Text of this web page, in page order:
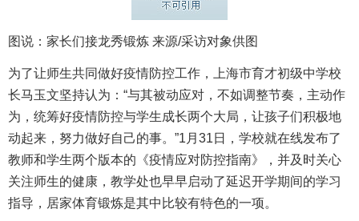
图说：家长们接龙秀锻炼 来源/采访对象供图
为了让师生共同做好疫情防控工作，上海市育才初级中学校
长马玉文坚持认为：“与其被动应对，不如调整节奏，主动作
为，统筹好疫情防控与学生成长两个大局，让孩子们积极地
动起来，努力做好自己的事。”1月31日，学校就在线发布了
教师和学生两个版本的《疫情应对防控指南》，并及时关心
关注师生的健康，教学处也早早启动了延迟开学期间的学习
指导，居家体育锻炼是其中比较有特色的一项。